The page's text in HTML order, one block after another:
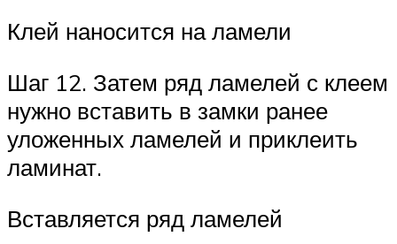
Клей наносится на ламели
Шаг 12. Затем ряд ламелей с клеем
нужно вставить в замки ранее
уложенных ламелей и приклеить
ламинат.
Вставляется ряд ламелей